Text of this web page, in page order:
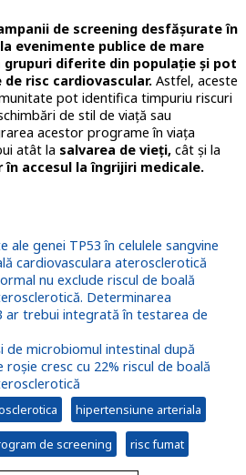
de screening desfășurate în
evenimente publice de mare
grupuri diferite din populație și pot
risc cardiovascular.Astfel, aceste
pot identifica timpuriu riscuri
de stil de viață sau
acestor programe în viața
atât la salvarea de vieți,cât și la
accesul la îngrijiri medicale.
ale genei TP53 în celulele sangvine
cardiovasculara aterosclerotică
nu exclude riscul de boală
Determinarea
ar trebui integrată în testarea de
de microbiomul intestinal după
roșie cresc cu 22% riscul de boală
hipertensiune arteriala
de screening risc fumat